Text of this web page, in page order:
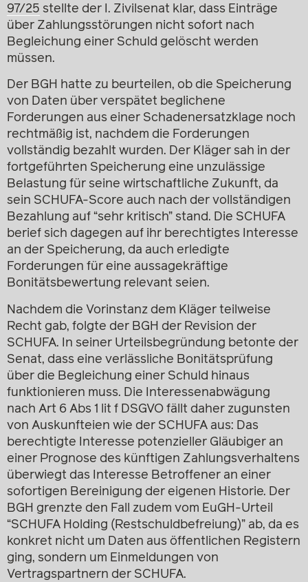
97/25 stellte der I. Zivilsenat klar, dass Einträge
über Zahlungsstörungen nicht sofort nach
Begleichung einer Schuld gelöscht werden
müssen.
Der BGH hatte zu beurteilen, ob die Speicherung
von Daten über verspätet beglichene
Forderungen aus einer Schadenersatzklage noch
rechtmäßig ist, nachdem die Forderungen
vollständig bezahlt wurden. Der Kläger sah in der
fortgeführten Speicherung eine unzulässige
Belastung für seine wirtschaftliche Zukunft, da
sein SCHUFA-Score auch nach der vollständigen
Bezahlung auf “sehr kritisch” stand. Die SCHUFA
berief sich dagegen auf ihr berechtigtes Interesse
an der Speicherung, da auch erledigte
Forderungen für eine aussagekräftige
Bonitätsbewertung relevant seien.
Nachdem die Vorinstanz dem Kläger teilweise
Recht gab, folgte der BGH der Revision der
SCHUFA. In seiner Urteilsbegründung betonte der
Senat, dass eine verlässliche Bonitätsprüfung
über die Begleichung einer Schuld hinaus
funktionieren muss. Die Interessenabwägung
nach Art 6 Abs 1 lit f DSGVO fällt daher zugunsten
von Auskunfteien wie der SCHUFA aus: Das
berechtigte Interesse potenzieller Gläubiger an
einer Prognose des künftigen Zahlungsverhaltens
überwiegt das Interesse Betroffener an einer
sofortigen Bereinigung der eigenen Historie. Der
BGH grenzte den Fall zudem vom EuGH-Urteil
“SCHUFA Holding (Restschuldbefreiung)” ab, da es
konkret nicht um Daten aus öffentlichen Registern
ging, sondern um Einmeldungen von
Vertragspartnern der SCHUFA.